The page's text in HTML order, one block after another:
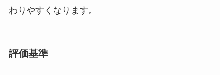
わりやすくなります。
評価基準